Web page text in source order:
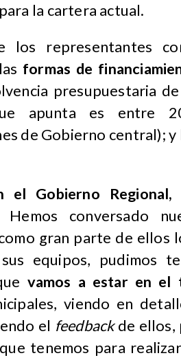
la cartera actual.
los representantes
formas de
presupuestaria
apunta es entre
de Gobierno central);
el Gobierno
Hemos conversado
gran parte de ellos
equipos, pudimos
vamos a estar en el
viendo en
el feedbackde ellos,
tenemos para